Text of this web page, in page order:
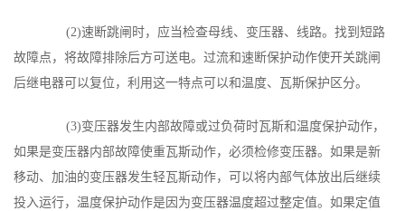
(2)速断跳闸时，应当检查母线、变压器、线路。找到短路
故障点，将故障排除后方可送电。过流和速断保护动作使开关跳闸
后继电器可以复位，利用这一特点可以和温度、瓦斯保护区分。
(3)变压器发生内部故障或过负荷时瓦斯和温度保护动作，
如果是变压器内部故障使重瓦斯动作，必须检修变压器。如果是新
移动、加油的变压器发生轻瓦斯动作，可以将内部气体放出后继续
投入运行，温度保护动作是因为变压器温度超过整定值。如果定值